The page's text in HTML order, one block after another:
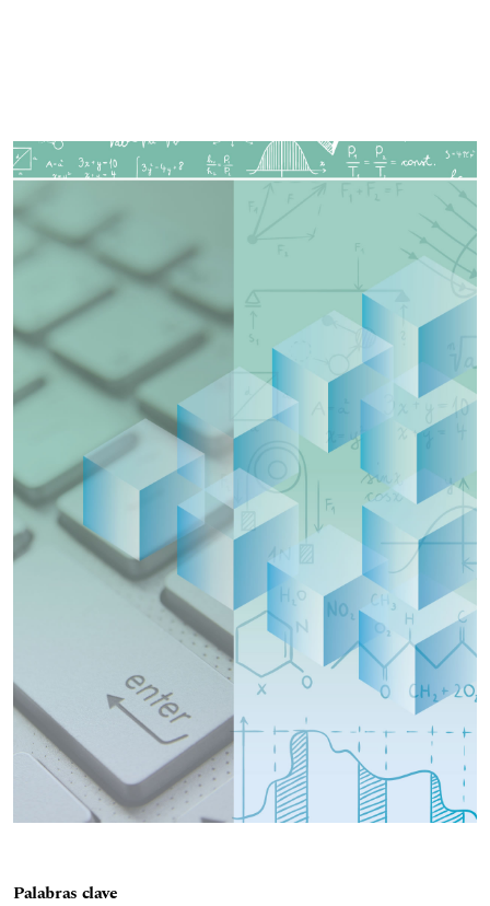
Imagen de portada
Palabras clave